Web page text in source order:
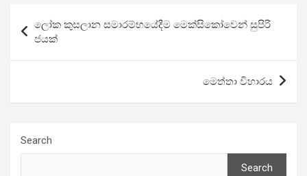
navigation
ලෝක කුසලාන සමාරම්භයේදීම මෙක්සිකෝවෙන් සුපිරි
ජයක්
මෙත්තා විහාරය
Search
Search